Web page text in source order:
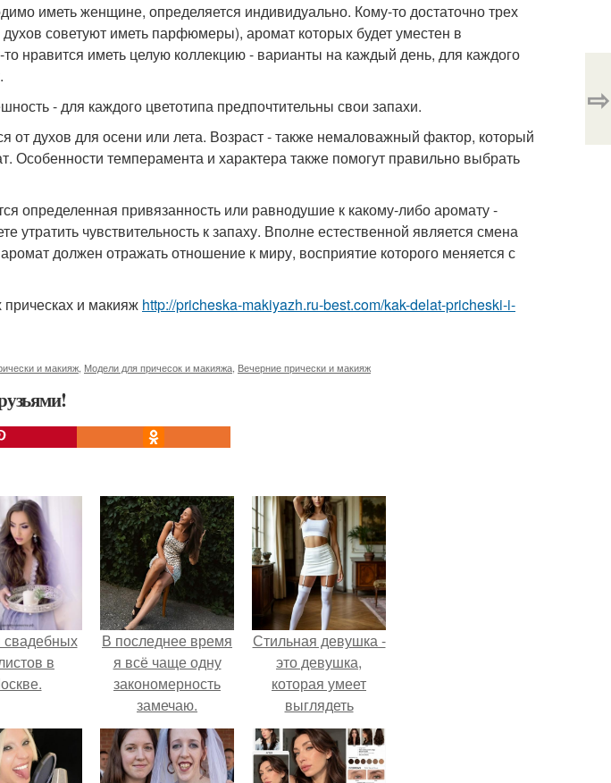
иметь женщине, определяется индивидуально. Кому-то достаточно трех
советуют иметь парфюмеры), аромат которых будет уместен в
нравится иметь целую коллекцию - варианты на каждый день, для каждого
- для каждого цветотипа предпочтительны свои запахи.
от духов для осени или лета. Возраст - также немаловажный фактор, который
Особенности темперамента и характера также помогут правильно выбрать
определенная привязанность или равнодушие к какому-либо аромату -
утратить чувствительность к запаху. Вполне естественной является смена
должен отражать отношение к миру, восприятие которого меняется с
и макияж http://pricheska-makiyazh.ru-best.com/kak-delat-pricheski-i-
и макияж Модели для причесок и макияжа Вечерние прически и макияж
⇨
свадебных
в
В последнее время
я всё чаще одну
закономерность
замечаю.
Стильная девушка -
это девушка,
которая умеет
выглядеть
привлекательно и
элегантно в любои
ситуации.